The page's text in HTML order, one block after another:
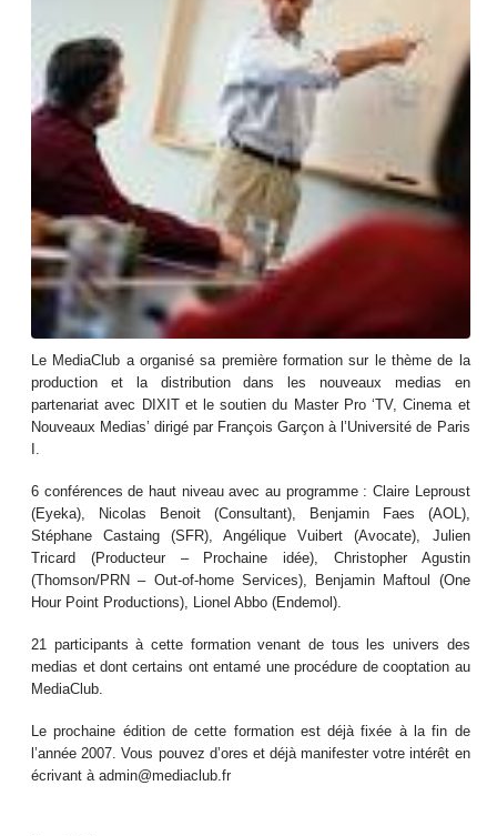
Le MediaClub a organisé sa première formation sur le thème de la
production et la distribution dans les nouveaux medias en
partenariat avec DIXIT et le soutien du Master Pro ‘TV, Cinema et
Nouveaux Medias’ dirigé par François Garçon à l’Université de Paris
I.
6 conférences de haut niveau avec au programme : Claire Leproust
(Eyeka), Nicolas Benoit (Consultant), Benjamin Faes (AOL),
Stéphane Castaing (SFR), Angélique Vuibert (Avocate), Julien
Tricard (Producteur – Prochaine idée), Christopher Agustin
(Thomson/PRN – Out-of-home Services), Benjamin Maftoul (One
Hour Point Productions), Lionel Abbo (Endemol).
21 participants à cette formation venant de tous les univers des
medias et dont certains ont entamé une procédure de cooptation au
MediaClub.
Le prochaine édition de cette formation est déjà fixée à la fin de
l’année 2007. Vous pouvez d’ores et déjà manifester votre intérêt en
écrivant à admin@mediaclub.fr